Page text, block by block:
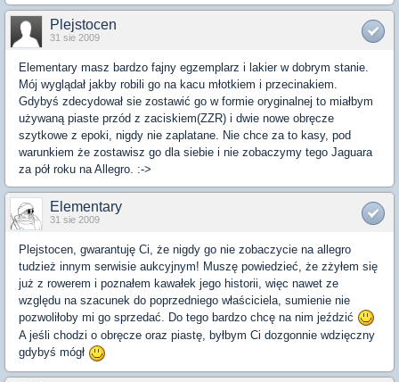
Plejstocen
31 sie 2009
Elementary masz bardzo fajny egzemplarz i lakier w dobrym stanie.
Mój wyglądał jakby robili go na kacu młotkiem i przecinakiem.
Gdybyś zdecydował sie zostawić go w formie oryginalnej to miałbym
używaną piaste przód z zaciskiem(ZZR) i dwie nowe obręcze
szytkowe z epoki, nigdy nie zaplatane. Nie chce za to kasy, pod
warunkiem że zostawisz go dla siebie i nie zobaczymy tego Jaguara
za pół roku na Allegro. :->
Elementary
31 sie 2009
Plejstocen, gwarantuję Ci, że nigdy go nie zobaczycie na allegro
tudzież innym serwisie aukcyjnym! Muszę powiedzieć, że zżyłem się
już z rowerem i poznałem kawałek jego historii, więc nawet ze
względu na szacunek do poprzedniego właściciela, sumienie nie
pozwoliłoby mi go sprzedać. Do tego bardzo chcę na nim jeździć
A jeśli chodzi o obręcze oraz piastę, byłbym Ci dozgonnie wdzięczny
gdybyś mógł